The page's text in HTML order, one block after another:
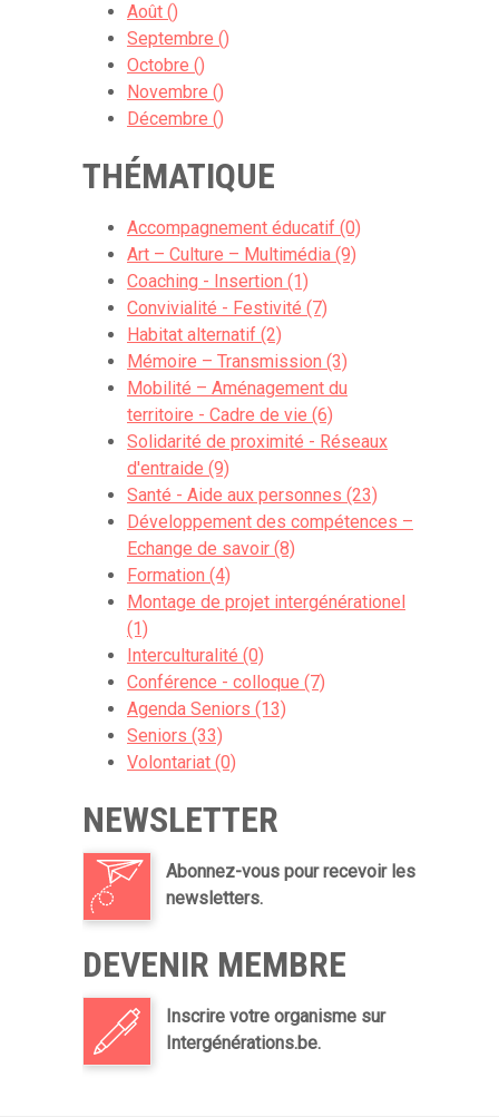
Août ()
Septembre ()
Octobre ()
Novembre ()
Décembre ()
THÉMATIQUE
Accompagnement éducatif (0)
Art – Culture – Multimédia (9)
Coaching - Insertion (1)
Convivialité - Festivité (7)
Habitat alternatif (2)
Mémoire – Transmission (3)
Mobilité – Aménagement du
territoire - Cadre de vie (6)
Solidarité de proximité - Réseaux
d'entraide (9)
Santé - Aide aux personnes (23)
Développement des compétences –
Echange de savoir (8)
Formation (4)
Montage de projet intergénérationel
(1)
Interculturalité (0)
Conférence - colloque (7)
Agenda Seniors (13)
Seniors (33)
Volontariat (0)
NEWSLETTER
Abonnez-vous pour recevoir les
newsletters.
DEVENIR MEMBRE
Inscrire votre organisme sur
Intergénérations.be.